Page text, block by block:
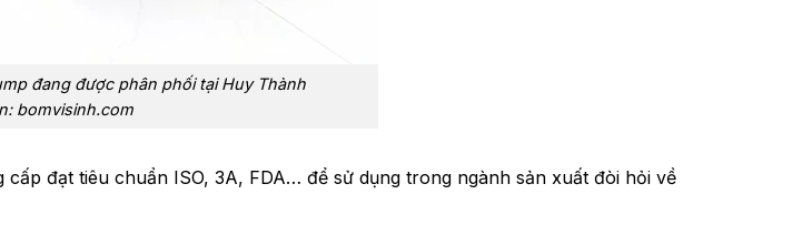
đang được phân phối tại Huy Thành
bomvisinh.com
đạt tiêu chuẩn ISO, 3A, FDA… để sử dụng trong ngành sản xuất đòi hỏi về